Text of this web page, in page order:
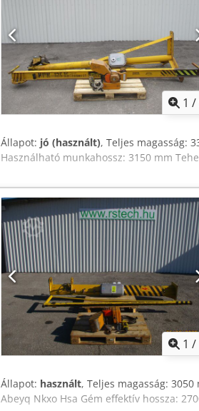
1 /
Állapot: jó (használt), Teljes magasság:
Használható munkahossz: 3150 mm
1 /
Állapot: használt, Teljes magasság:
Abeyq Nkxo Hsa Gém effektív hossza: